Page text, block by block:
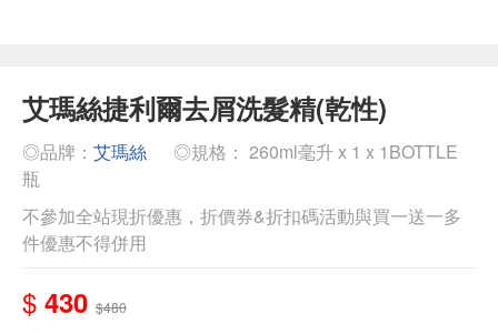
艾瑪絲捷利爾去屑洗髮精(乾性)
◎品牌： 艾瑪絲
◎規格： 260ml毫升 x 1 x 1BOTTLE
瓶
不參加全站現折優惠，折價券&折扣碼活動與買一送一多
件優惠不得併用
$ 430 $480